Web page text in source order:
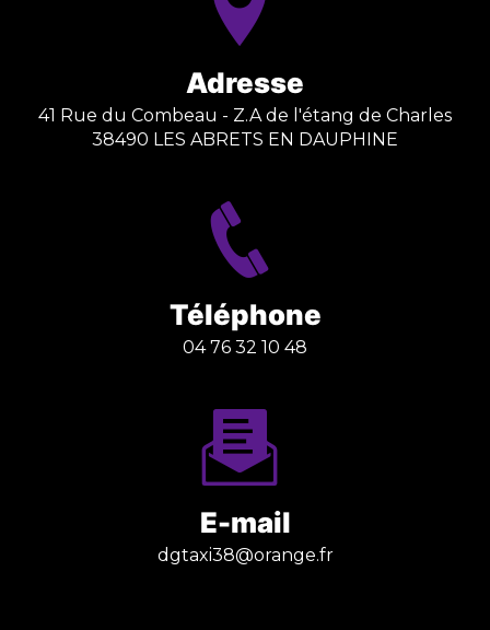
Adresse
41 Rue du Combeau - Z.A de l'étang de Charles
38490 LES ABRETS EN DAUPHINE
Téléphone
04 76 32 10 48
E-mail
dgtaxi38@orange.fr